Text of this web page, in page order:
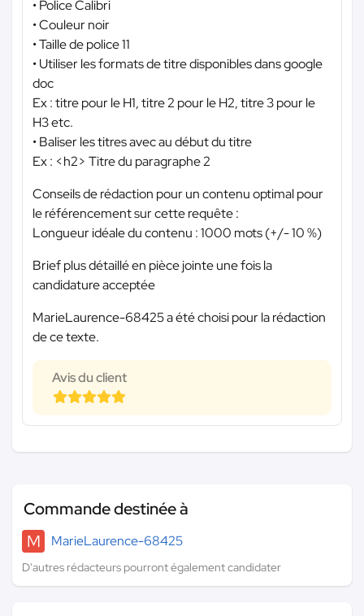
• Police Calibri
• Couleur noir
• Taille de police 11
• Utiliser les formats de titre disponibles dans google
doc
Ex : titre pour le H1, titre 2 pour le H2, titre 3 pour le
H3 etc.
• Baliser les titres avec au début du titre
Ex : <h2> Titre du paragraphe 2
Conseils de rédaction pour un contenu optimal pour
le référencement sur cette requête :
Longueur idéale du contenu : 1000 mots (+/- 10 %)
Brief plus détaillé en pièce jointe une fois la
candidature acceptée
MarieLaurence-68425 a été choisi pour la rédaction
de ce texte.
Avis du client
Commande destinée à
M
MarieLaurence-68425
D'autres rédacteurs pourront également candidater